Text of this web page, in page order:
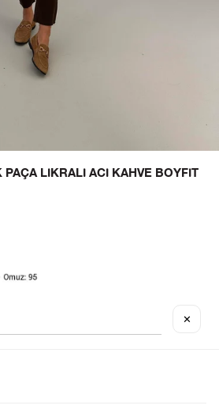
LIKRALI ACI KAHVE BOYFIT
✕